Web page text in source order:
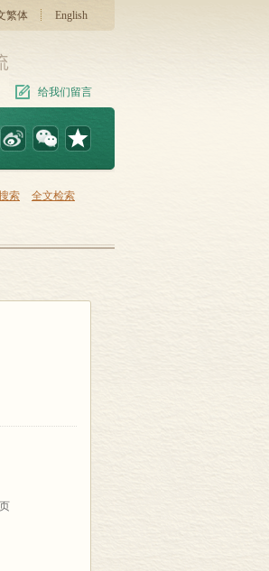
繁体 English
给我们留言
索 全文检索